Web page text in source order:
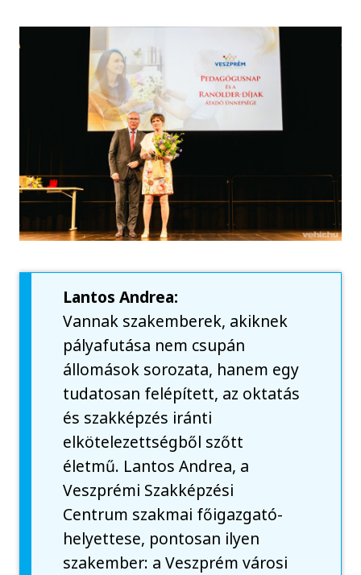
Lantos Andrea:
Vannak szakemberek, akiknek
pályafutása nem csupán
állomások sorozata, hanem egy
tudatosan felépített, az oktatás
és szakképzés iránti
elkötelezettségből szőtt
életmű. Lantos Andrea, a
Veszprémi Szakképzési
Centrum szakmai főigazgató-
helyettese, pontosan ilyen
szakember: a Veszprém városi